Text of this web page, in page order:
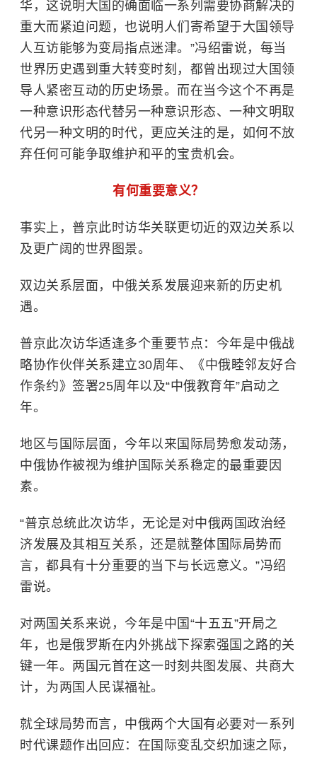
华，这说明大国的确面临一系列需要协商解决的
重大而紧迫问题，也说明人们寄希望于大国领导
人互访能够为变局指点迷津。”冯绍雷说，每当
世界历史遇到重大转变时刻，都曾出现过大国领
导人紧密互动的历史场景。而在当今这个不再是
一种意识形态代替另一种意识形态、一种文明取
代另一种文明的时代，更应关注的是，如何不放
弃任何可能争取维护和平的宝贵机会。
有何重要意义？
事实上，普京此时访华关联更切近的双边关系以
及更广阔的世界图景。
双边关系层面，中俄关系发展迎来新的历史机
遇。
普京此次访华适逢多个重要节点：今年是中俄战
略协作伙伴关系建立30周年、《中俄睦邻友好合
作条约》签署25周年以及“中俄教育年”启动之
年。
地区与国际层面，今年以来国际局势愈发动荡，
中俄协作被视为维护国际关系稳定的最重要因
素。
“普京总统此次访华，无论是对中俄两国政治经
济发展及其相互关系，还是就整体国际局势而
言，都具有十分重要的当下与长远意义。”冯绍
雷说。
对两国关系来说，今年是中国“十五五”开局之
年，也是俄罗斯在内外挑战下探索强国之路的关
键一年。两国元首在这一时刻共图发展、共商大
计，为两国人民谋福祉。
就全球局势而言，中俄两个大国有必要对一系列
时代课题作出回应：在国际变乱交织加速之际，